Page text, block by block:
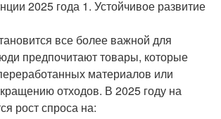
2025 года 1. Устойчивое развитие
все более важной для
предпочитают товары, которые
материалов или
отходов. В 2025 году на
рост спроса на: